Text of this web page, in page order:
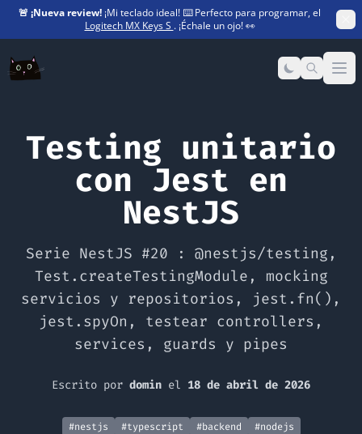
🚨 ¡Nueva review! ¡Mi teclado ideal! ⌨️ Perfecto para programar, el
Logitech MX Keys S . ¡Échale un ojo! 👀
Testing unitario
con Jest en
NestJS
Serie NestJS #20 : @nestjs/testing,
Test.createTestingModule, mocking
servicios y repositorios, jest.fn(),
jest.spyOn, testear controllers,
services, guards y pipes
Escrito por domin el 18 de abril de 2026
#nestjs #typescript #backend #nodejs